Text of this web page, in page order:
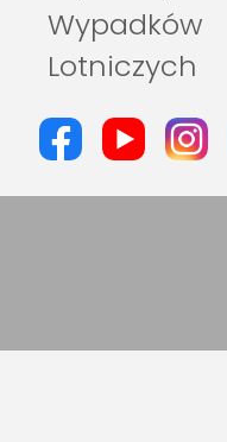
Wypadków
Lotniczych